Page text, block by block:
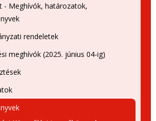
- Meghívók, határozatok,
rendeletek
meghívók (2025. június 04-ig)